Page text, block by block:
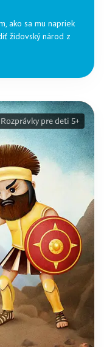
ako sa mu napriek
židovský národ z
Rozprávky pre deti 5+